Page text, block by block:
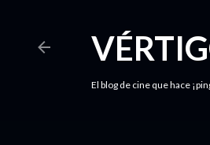
El blog de cine que hace